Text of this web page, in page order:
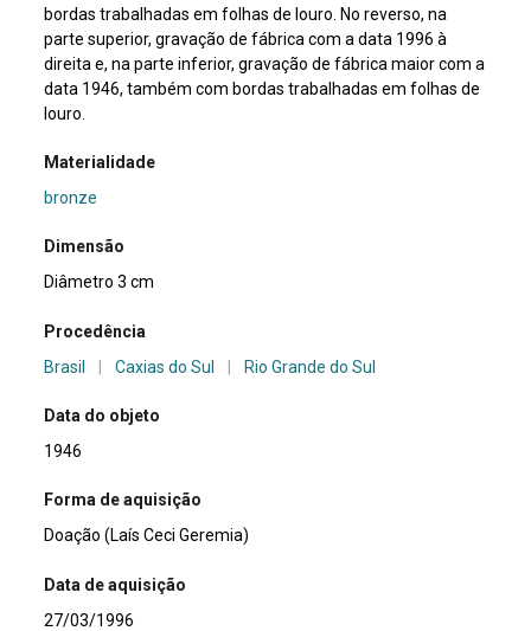
bordas trabalhadas em folhas de louro. No reverso, na
parte superior, gravação de fábrica com a data 1996 à
direita e, na parte inferior, gravação de fábrica maior com a
data 1946, também com bordas trabalhadas em folhas de
louro.
Materialidade
bronze
Dimensão
Diâmetro 3 cm
Procedência
Brasil
Caxias do Sul Rio Grande do Sul
Data do objeto
1946
Forma de aquisição
Doação (Laís Ceci Geremia)
Data de aquisição
27/03/1996